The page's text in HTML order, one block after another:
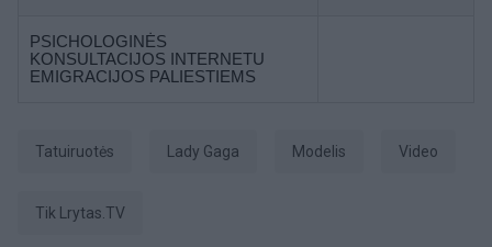
PSICHOLOGINĖS
KONSULTACIJOS INTERNETU
EMIGRACIJOS PALIESTIEMS
tatuiruotės Lady Gaga Modelis Video
tik Lrytas.TV